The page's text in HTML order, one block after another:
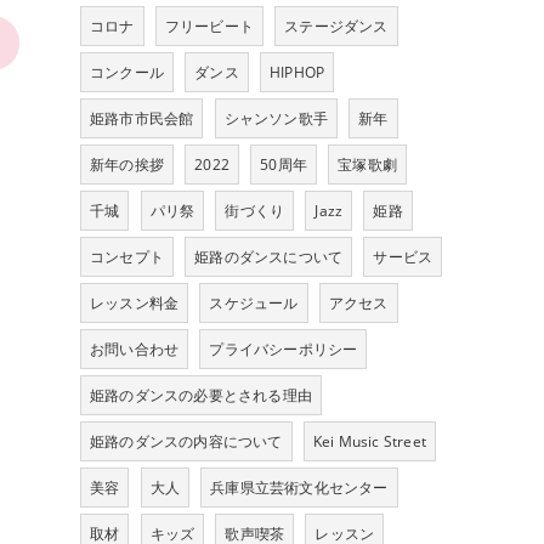
コロナ フリービート ステージダンス
コンクール ダンス HIPHOP
姫路市市民会館 シャンソン歌手 新年
新年の挨拶 2022 50周年 宝塚歌劇
千城 パリ祭 街づくり Jazz 姫路
コンセプト 姫路のダンスについて サービス
レッスン料金 スケジュール アクセス
お問い合わせ プライバシーポリシー
姫路のダンスの必要とされる理由
姫路のダンスの内容について Kei Music Street
美容 大人 兵庫県立芸術文化センター
取材 キッズ 歌声喫茶 レッスン